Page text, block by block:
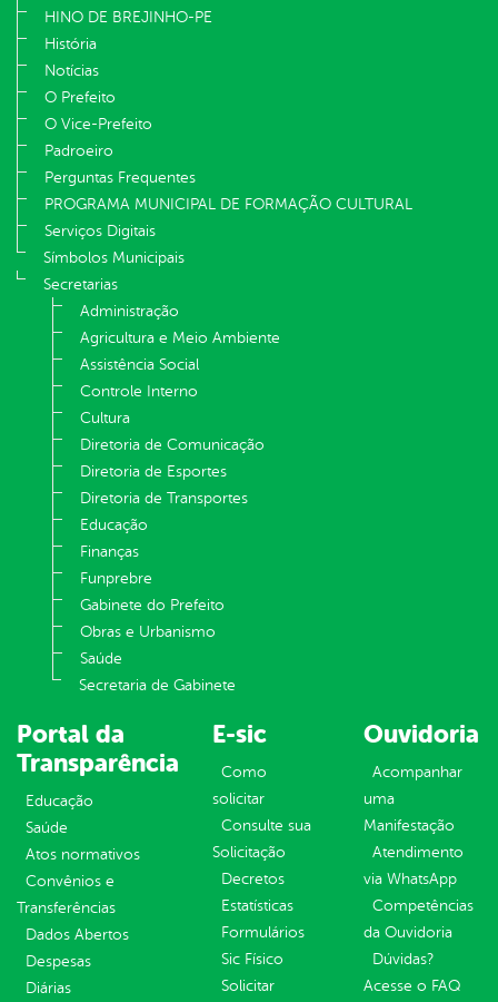
HINO DE BREJINHO-PE
História
Notícias
O Prefeito
O Vice-Prefeito
Padroeiro
Perguntas Frequentes
PROGRAMA MUNICIPAL DE FORMAÇÃO CULTURAL
Serviços Digitais
Símbolos Municipais
Secretarias
Administração
Agricultura e Meio Ambiente
Assistência Social
Controle Interno
Cultura
Diretoria de Comunicação
Diretoria de Esportes
Diretoria de Transportes
Educação
Finanças
Funprebre
Gabinete do Prefeito
Obras e Urbanismo
Saúde
Secretaria de Gabinete
Portal da
Transparência
Educação
Saúde
Atos normativos
Convênios e
Transferências
Dados Abertos
Despesas
Diárias
E-sic
Como
solicitar
Consulte sua
Solicitação
Decretos
Estatísticas
Formulários
Sic Físico
Solicitar
Ouvidoria
Acompanhar
uma
Manifestação
Atendimento
via WhatsApp
Competências
da Ouvidoria
Dúvidas?
Acesse o FAQ